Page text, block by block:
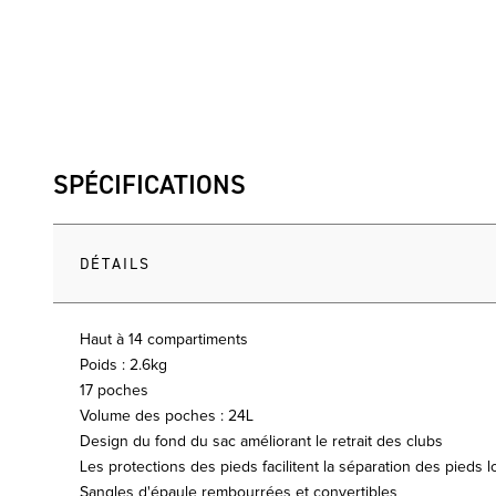
SPÉCIFICATIONS
DÉTAILS
Haut à 14 compartiments
Poids : 2.6kg
17 poches
Volume des poches : 24L
Design du fond du sac améliorant le retrait des clubs
Les protections des pieds facilitent la séparation des pieds
Sangles d'épaule rembourrées et convertibles